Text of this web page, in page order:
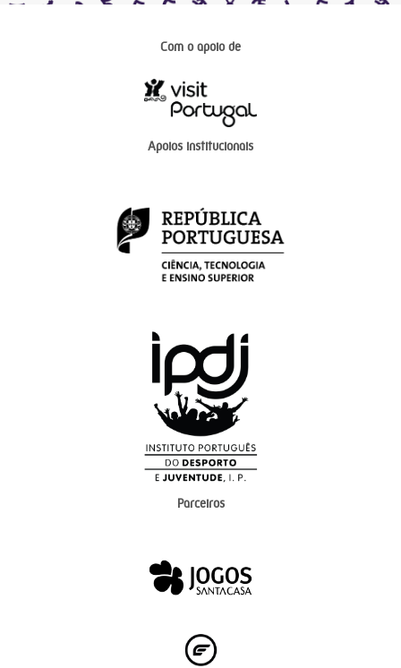
Com o apoio de
Apoios institucionais
Parceiros